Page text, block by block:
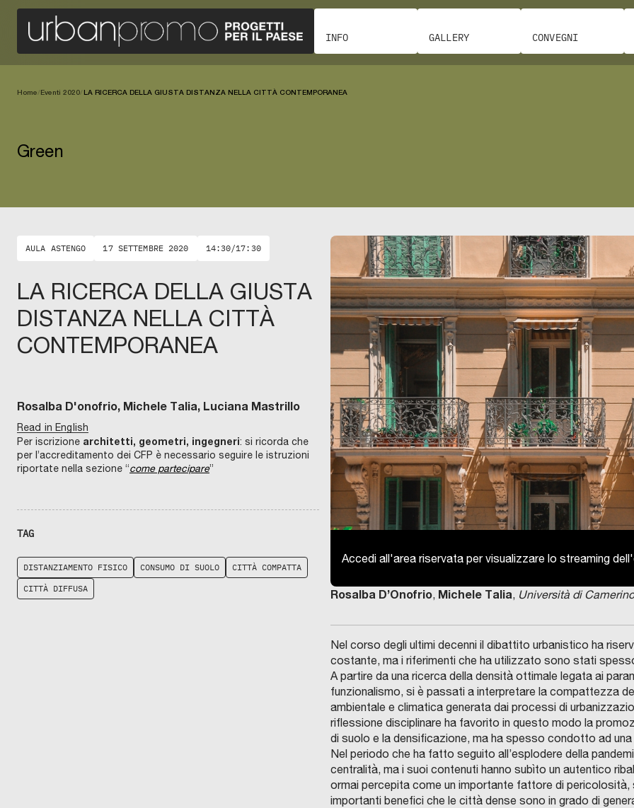
INFO GALLERY CONVEGNI
Home/Eventi 2020/ LA RICERCA DELLA GIUSTA DISTANZA NELLA CITTÀ CONTEMPORANEA
Green
AULA ASTENGO 17 SETTEMBRE 2020 14:30/17:30
LA RICERCA DELLA GIUSTA
DISTANZA NELLA CITTÀ
CONTEMPORANEA
Rosalba D'onofrio, Michele Talia, Luciana Mastrillo
Read in English
Per iscrizione architetti, geometri, ingegneri: si ricorda che
per l’accreditamento dei CFP è necessario seguire le istruzioni
riportate nella sezione “come partecipare”
TAG
DISTANZIAMENTO FISICO CONSUMO DI SUOLO
CITTÀ COMPATTA
CITTÀ DIFFUSA
Accedi all'area riservata per visualizzare lo streaming
Rosalba D’Onofrio, Michele Talia Università di Camerino
Nel corso degli ultimi decenni il dibattito urbanistico ha
costante, ma i riferimenti che ha utilizzato sono stati
A partire da una ricerca della densità ottimale legata ai
funzionalismo, si è passati a interpretare la compattezza
ambientale e climatica generata dai processi di
riflessione disciplinare ha favorito in questo modo la
di suolo e la densificazione, ma ha spesso condotto ad
Nel periodo che ha fatto seguito all’esplodere della
centralità, ma i suoi contenuti hanno subìto un autentico
ormai percepita come un importante fattore di
importanti benefici che le città dense sono in grado di